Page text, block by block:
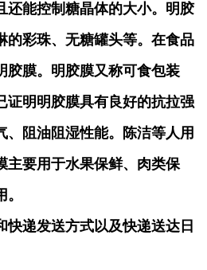
还能控制糖晶体的大小。明胶
的彩珠、无糖罐头等。在食品
胶膜。明胶膜又称可食包装
证明明胶膜具有良好的抗拉强
、阻油阻湿性能。陈洁等人用
主要用于水果保鲜、肉类保
快递发送方式以及快递送达日